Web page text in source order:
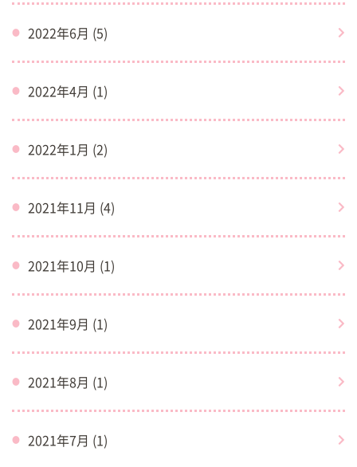
2022年6月 (5)
2022年4月 (1)
2022年1月 (2)
2021年11月 (4)
2021年10月 (1)
2021年9月 (1)
2021年8月 (1)
2021年7月 (1)